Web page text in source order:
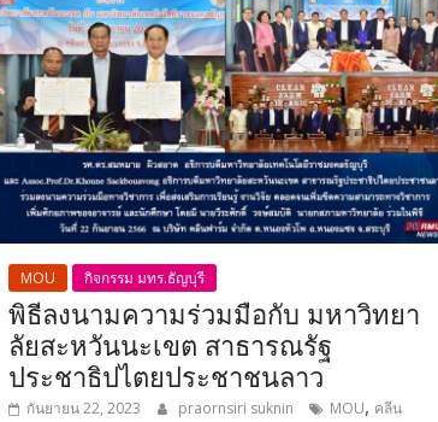
MOU กิจกรรม มทร.ธัญบุรี
พิธีลงนามความร่วมมือกับ มหาวิทยา
ลัยสะหวันนะเขต สาธารณรัฐ
ประชาธิปไตยประชาชนลาว
กันยายน 22, 2023 praornsiri suknin MOU, คลีน